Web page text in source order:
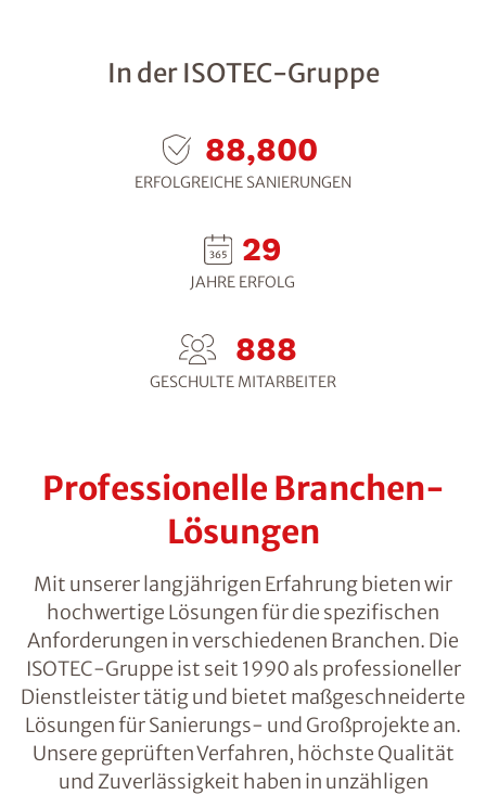
In der ISOTEC-Gruppe
122,400
ERFOLGREICHE SANIERUNGEN
39
JAHRE ERFOLG
1,224
GESCHULTE MITARBEITER
Professionelle Branchen-
Lösungen
Mit unserer langjährigen Erfahrung bieten wir
hochwertige Lösungen für die spezifischen
Anforderungen in verschiedenen Branchen. Die
ISOTEC-Gruppe ist seit 1990 als professioneller
Dienstleister tätig und bietet maßgeschneiderte
Lösungen für Sanierungs- und Großprojekte an.
Unsere geprüften Verfahren, höchste Qualität
und Zuverlässigkeit haben in unzähligen